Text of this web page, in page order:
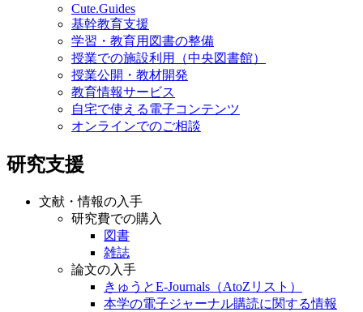
Cute.Guides
基幹教育支援
学習・教育用図書の整備
授業での施設利用（中央図書館）
授業公開・教材開発
教育情報サービス
自宅で使える電子コンテンツ
オンラインでのご相談
研究支援
文献・情報の入手
研究費での購入
図書
雑誌
論文の入手
きゅうとE-Journals（AtoZリスト）
本学の電子ジャーナル購読に関する情報